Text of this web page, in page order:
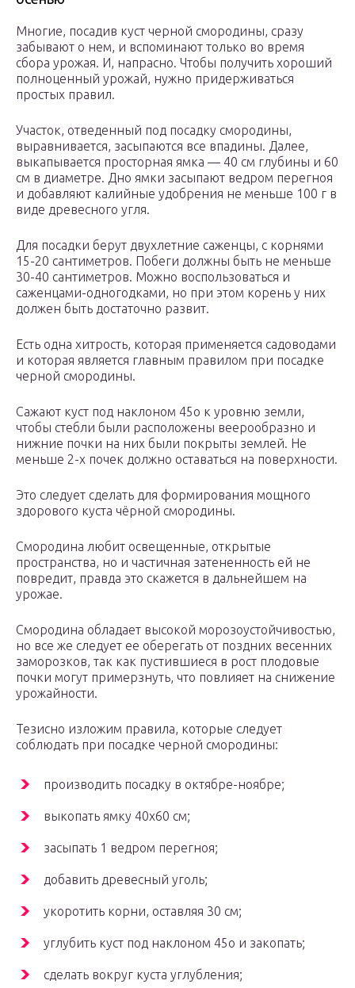
Многие, посадив куст черной смородины, сразу
забывают о нем, и вспоминают только во время
сбора урожая. И, напрасно. Чтобы получить хороший
полноценный урожай, нужно придерживаться
простых правил.
Участок, отведенный под посадку смородины,
выравнивается, засыпаются все впадины. Далее,
выкапывается просторная ямка — 40 см глубины и 60
см в диаметре. Дно ямки засыпают ведром перегноя
и добавляют калийные удобрения не меньше 100 г в
виде древесного угля.
Для посадки берут двухлетние саженцы, с корнями
15-20 сантиметров. Побеги должны быть не меньше
30-40 сантиметров. Можно воспользоваться и
саженцами-одногодками, но при этом корень у них
должен быть достаточно развит.
Есть одна хитрость, которая применяется садоводами
и которая является главным правилом при посадке
черной смородины.
Сажают куст под наклоном 45о к уровню земли,
чтобы стебли были расположены веерообразно и
нижние почки на них были покрыты землей. Не
меньше 2-х почек должно оставаться на поверхности.
Это следует сделать для формирования мощного
здорового куста чёрной смородины.
Смородина любит освещенные, открытые
пространства, но и частичная затененность ей не
повредит, правда это скажется в дальнейшем на
урожае.
Смородина обладает высокой морозоустойчивостью,
но все же следует ее оберегать от поздних весенних
заморозков, так как пустившиеся в рост плодовые
почки могут примерзнуть, что повлияет на снижение
урожайности.
Тезисно изложим правила, которые следует
соблюдать при посадке черной смородины:
производить посадку в октябре-ноябре;
выкопать ямку 40х60 см;
засыпать 1 ведром перегноя;
добавить древесный уголь;
укоротить корни, оставляя 30 см;
углубить куст под наклоном 45о и закопать;
сделать вокруг куста углубления;